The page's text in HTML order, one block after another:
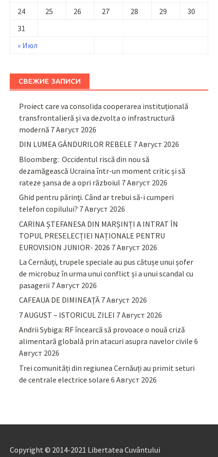
« Июл
24
25 26 27 28 29
30
31
СВЕЖИЕ ЗАПИСИ
Proiect care va consolida cooperarea instituțională
transfrontalieră și va dezvolta o infrastructură
modernă 7 Август 2026
DIN LUMEA GÂNDURILOR REBELE 7 Август 2026
Bloomberg: Occidentul riscă din nou să
dezamăgească Ucraina într-un moment critic și să
rateze șansa de a opri războiul 7 Август 2026
Ghid pentru părinţi. Când ar trebui să-i cumperi
telefon copilului? 7 Август 2026
CARINA ȘTEFANESA DIN MARȘINȚI A INTRAT ÎN
TOPUL PRESELECȚIEI NAȚIONALE PENTRU
EUROVISION JUNIOR- 2026 7 Август 2026
La Cernăuți, trupele speciale au pus cătușe unui șofer
de microbuz în urma unui conflict și a unui scandal cu
pasagerii 7 Август 2026
CAFEAUA DE DIMINEAȚĂ 7 Август 2026
7 AUGUST – ISTORICUL ZILEI 7 Август 2026
Andrii Sybiga: RF încearcă să provoace o nouă criză
alimentară globală prin atacuri asupra navelor civile 6
Август 2026
Trei comunități din regiunea Cernăuți au primit seturi
de centrale electrice solare 6 Август 2026
Copyright © 2014-2021 Libertatea Cuvântului